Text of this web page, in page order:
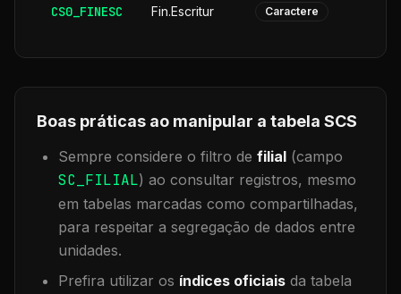
CS0_FINESC Fin.Escritur Caractere
Boas práticas ao manipular a tabela SCS
Sempre considere o filtro de filial (campo
SC_FILIAL) ao consultar registros, mesmo
em tabelas marcadas como compartilhadas,
para respeitar a segregação de dados entre
unidades.
Prefira utilizar os índices oficiais da tabela